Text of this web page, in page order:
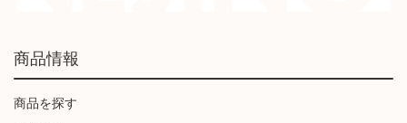
商品情報
商品を探す